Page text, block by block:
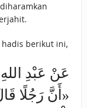
berikut ini,
عَنْ ‌عَبْدِ
«أَنَّ رَجُلًا